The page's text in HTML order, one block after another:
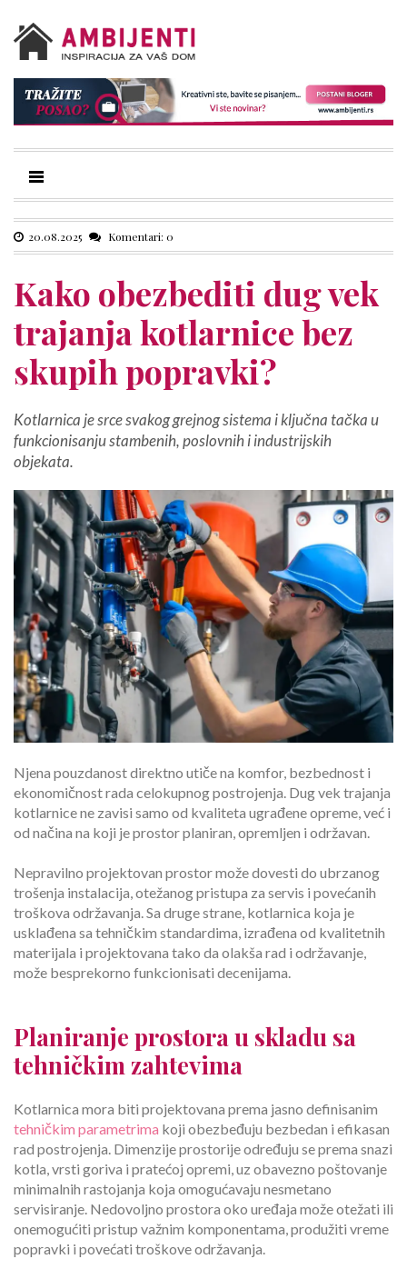
20.08.2025 Komentari: 0
Kako obezbediti dug vek
trajanja kotlarnice bez
skupih popravki?
Kotlarnica je srce svakog grejnog sistema i ključna tačka u
funkcionisanju stambenih, poslovnih i industrijskih
objekata.
Njena pouzdanost direktno utiče na komfor, bezbednost i
ekonomičnost rada celokupnog postrojenja. Dug vek trajanja
kotlarnice ne zavisi samo od kvaliteta ugrađene opreme, već i
od načina na koji je prostor planiran, opremljen i održavan.
Nepravilno projektovan prostor može dovesti do ubrzanog
trošenja instalacija, otežanog pristupa za servis i povećanih
troškova održavanja. Sa druge strane, kotlarnica koja je
usklađena sa tehničkim standardima, izrađena od kvalitetnih
materijala i projektovana tako da olakša rad i održavanje,
može besprekorno funkcionisati decenijama.
Planiranje prostora u skladu sa
tehničkim zahtevima
Kotlarnica mora biti projektovana prema jasno definisanim
tehničkim parametrima koji obezbeđuju bezbedan i efikasan
rad postrojenja. Dimenzije prostorije određuju se prema snazi
kotla, vrsti goriva i pratećoj opremi, uz obavezno poštovanje
minimalnih rastojanja koja omogućavaju nesmetano
servisiranje. Nedovoljno prostora oko uređaja može otežati ili
onemogućiti pristup važnim komponentama, produžiti vreme
popravki i povećati troškove održavanja.